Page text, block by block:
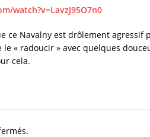
ni
ki
watch?v=LavzJ95O7n0
ce Navalny est drôlement agressif
« radoucir » avec quelques
cela.